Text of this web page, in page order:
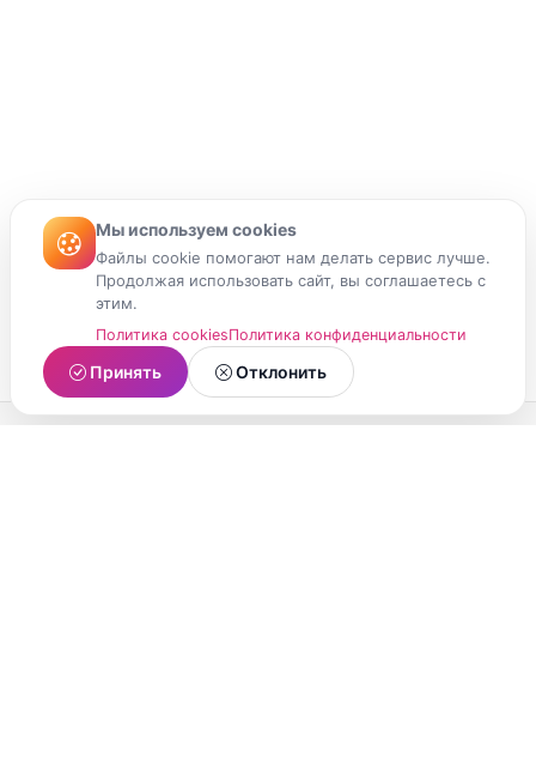
Мы используем cookies
Файлы cookie помогают нам делать сервис лучше.
Продолжая использовать сайт, вы соглашаетесь с
этим.
Политика cookiesПолитика конфиденциальности
Принять Отклонить